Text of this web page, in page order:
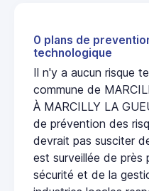
0 plans de
technologique
Il n'y a aucun risque
commune de
À MARCILLY LA
de prévention des
devrait pas susciter
est surveillée de près
sécurité et de la